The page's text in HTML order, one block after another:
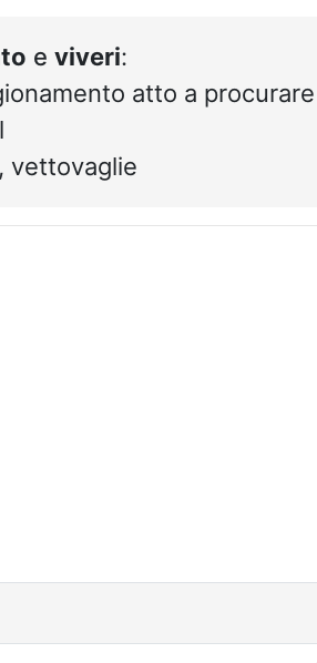
e viveri:
atto a
vettovaglie